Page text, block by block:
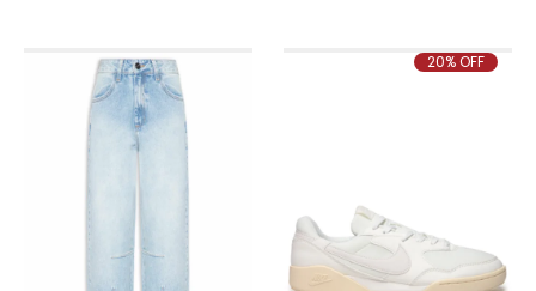
20% OFF